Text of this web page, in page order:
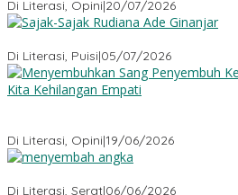
Di Literasi, Opini|20/07/2026
Di Literasi, Puisi|05/07/2026
Di Literasi, Opini|19/06/2026
Di Literasi, Serat|06/06/2026